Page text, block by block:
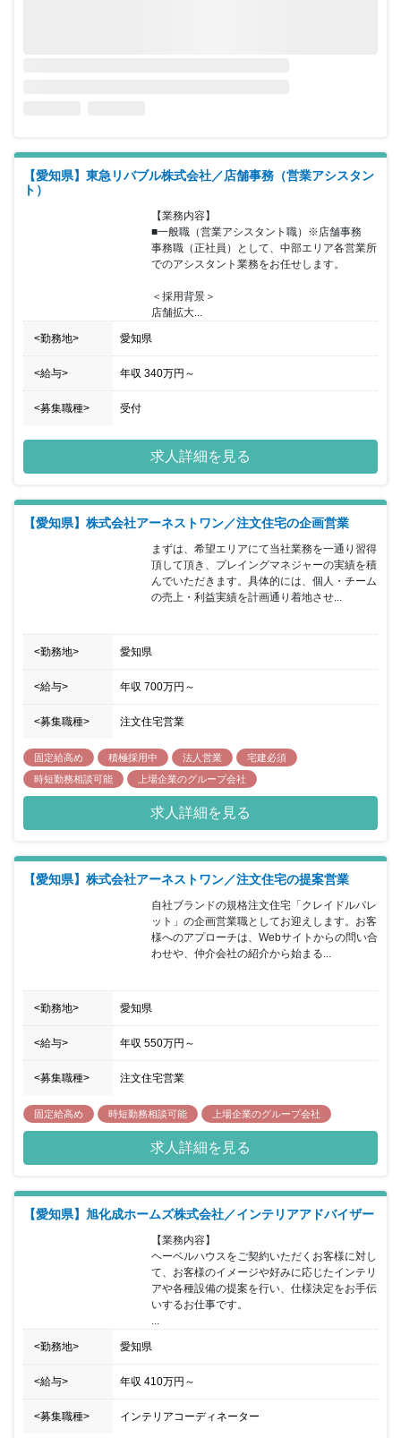
【愛知県】東急リバブル株式会社／店舗事務（営業アシスタン
ト）
【業務内容】
■一般職（営業アシスタント職）※店舗事務
事務職（正社員）として、中部エリア各営業所
でのアシスタント業務をお任せします。
＜採用背景＞
店舗拡大...
<勤務地> 愛知県
<給与> 年収 340万円 ～
<募集職種> 受付
求人詳細を見る
【愛知県】株式会社アーネストワン／注文住宅の企画営業
まずは、希望エリアにて当社業務を一通り習得
頂して頂き、プレイングマネジャーの実績を積
んでいただきます。具体的には、個人・チーム
の売上・利益実績を計画通り着地させ...
<勤務地> 愛知県
<給与> 年収 700万円 ～
<募集職種> 注文住宅営業
固定給高め 積極採用中 法人営業
宅建必須
時短勤務相談可能
上場企業のグループ会社
求人詳細を見る
【愛知県】株式会社アーネストワン／注文住宅の提案営業
自社ブランドの規格注文住宅「クレイドルパレ
ット」の企画営業職としてお迎えします。お客
様へのアプローチは、Webサイトからの問い合
わせや、仲介会社の紹介から始まる...
<勤務地> 愛知県
<給与> 年収 550万円 ～
<募集職種> 注文住宅営業
固定給高め 時短勤務相談可能 上場企業のグループ会社
求人詳細を見る
【愛知県】旭化成ホームズ株式会社／インテリアアドバイザー
【業務内容】
ヘーベルハウスをご契約いただくお客様に対し
て、お客様のイメージや好みに応じたインテリ
アや各種設備の提案を行い、仕様決定をお手伝
いするお仕事です。
...
<勤務地> 愛知県
<給与> 年収 410万円 ～
<募集職種> インテリアコーディネーター